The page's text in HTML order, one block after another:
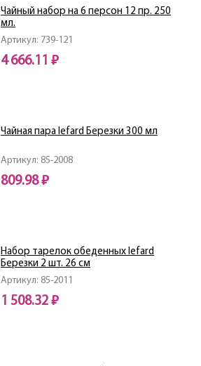
Артикул: 739-121
Чайный набор на 6 персон 12 пр. 250
мл.
4 666.11 ₽
Артикул: 85-2008
Чайная пара lefard Березки 300 мл
809.98 ₽
Артикул: 85-2011
Набор тарелок обеденных lefard
Березки 2 шт. 26 см
1 508.32 ₽